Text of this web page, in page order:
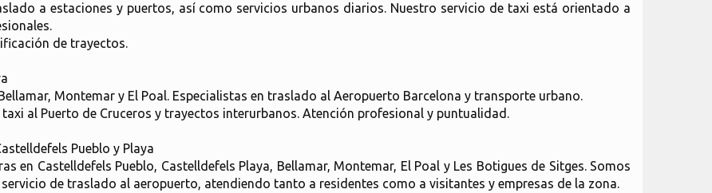
a estaciones y puertos, así como servicios urbanos diarios. Nuestro servicio de taxi está orientado a
de trayectos.
Montemar y El Poal. Especialistas en traslado al Aeropuerto Barcelona y transporte urbano.
al Puerto de Cruceros y trayectos interurbanos. Atención profesional y puntualidad.
Pueblo y Playa
en Castelldefels Pueblo, Castelldefels Playa, Bellamar, Montemar, El Poal y Les Botigues de Sitges. Somos
de traslado al aeropuerto, atendiendo tanto a residentes como a visitantes y empresas de la zona.